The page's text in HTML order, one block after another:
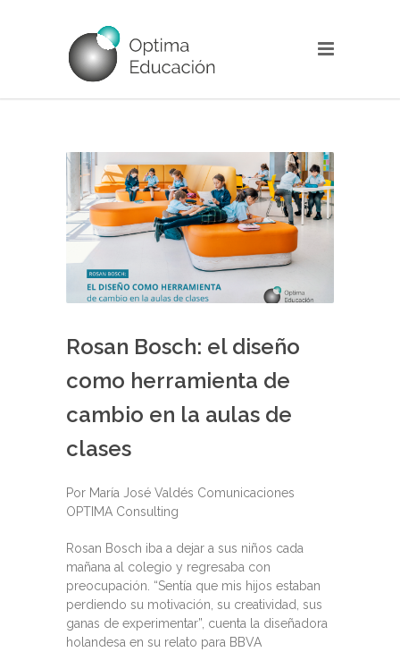
Rosan Bosch: el diseño
como herramienta de
cambio en la aulas de
clases
Por María José Valdés Comunicaciones
OPTIMA Consulting
Rosan Bosch iba a dejar a sus niños cada
mañana al colegio y regresaba con
preocupación. “Sentía que mis hijos estaban
perdiendo su motivación, su creatividad, sus
ganas de experimentar”, cuenta la diseñadora
holandesa en su relato para BBVA